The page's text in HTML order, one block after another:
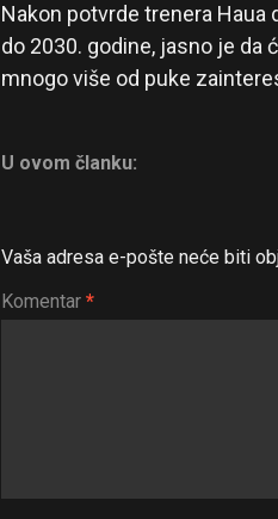
Nakon potvrde trenera
do 2030. godine, jasno je da
mnogo više od puke
U ovom članku:
Vaša adresa e-pošte neće biti
Komentar *